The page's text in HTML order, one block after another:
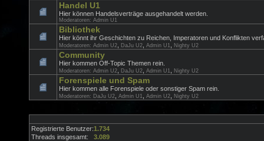
Handel U1
Hier können Handelsverträge ausgehandelt werden.
Moderatoren: Admin U1
Bibliothek
Hier könnt ihr Geschichten zu Reichen, Imperatoren und Konflikten
Moderatoren: Admin U2 DaJu U2 Admin U1 Nighty U2
Community
Hier kommen Off-Topic Themen rein.
Moderatoren: Admin U2 DaJu U2 Admin U1 Nighty U2
Forenspiele und Spam
Hier kommen alle Forenspiele oder sonstiger Spam rein.
Moderatoren: DaJu U2 Admin U1 Admin U2 Nighty U2
Registrierte Benutzer:1.734
Threads insgesamt:
3.089